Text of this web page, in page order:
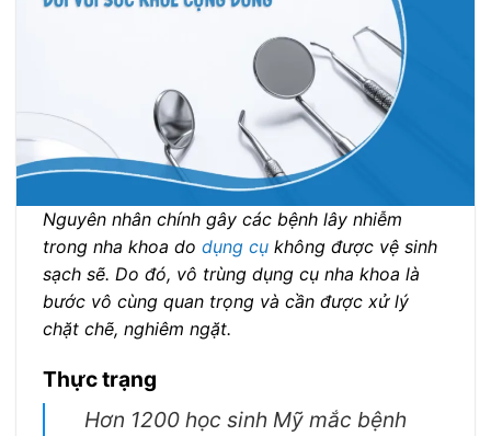
Nguyên nhân chính gây các bệnh lây nhiễm
trong nha khoa do dụng cụ không được vệ sinh
sạch sẽ. Do đó, vô trùng dụng cụ nha khoa là
bước vô cùng quan trọng và cần được xử lý
chặt chẽ, nghiêm ngặt.
Thực trạng
Hơn 1200 học sinh Mỹ mắc bệnh